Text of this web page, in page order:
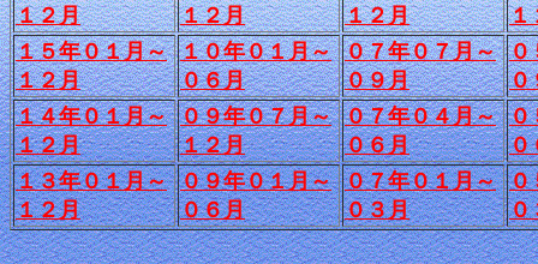
１２月
１２月
１２月
１
１５年０１月～
１２月
１０年０１月～
０６月
０７年０７月～
０９月
０
０
１４年０１月～
１２月
０９年０７月～
１２月
０７年０４月～
０６月
０
０
１３年０１月～
１２月
０９年０１月～
０６月
０７年０１月～
０３月
０
０